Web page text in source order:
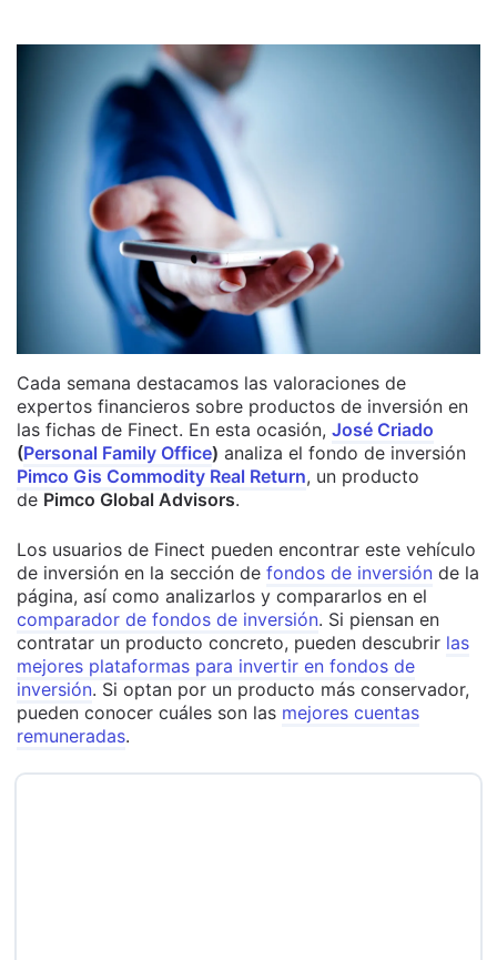
Cada semana destacamos las valoraciones de
expertos financieros sobre productos de inversión en
las fichas de Finect. En esta ocasión, José Criado
(Personal Family Office) analiza el fondo de inversión
Pimco Gis Commodity Real Return, un producto
de Pimco Global Advisors.
Los usuarios de Finect pueden encontrar este vehículo
de inversión en la sección de fondos de inversión de la
página, así como analizarlos y compararlos en el
comparador de fondos de inversión. Si piensan en
contratar un producto concreto, pueden descubrir las
mejores plataformas para invertir en fondos de
inversión. Si optan por un producto más conservador,
pueden conocer cuáles son las mejores cuentas
remuneradas.